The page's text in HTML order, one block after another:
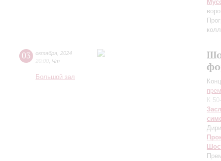
03 октября 2024
20:00 Чт
Большой зал
К